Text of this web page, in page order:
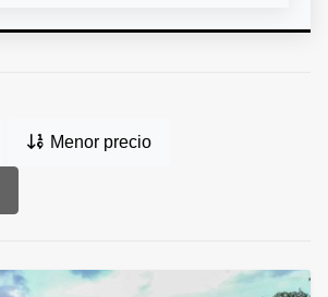
Menor precio